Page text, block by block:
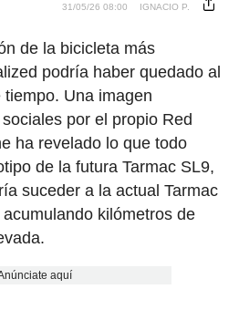
31/05/26 08:00 IGNACIO P.
de la bicicleta más
podría haber quedado al
Una imagen
por el propio Red
ha revelado lo que todo
de la futura Tarmac SL9,
suceder a la actual Tarmac
kilómetros de
aquí